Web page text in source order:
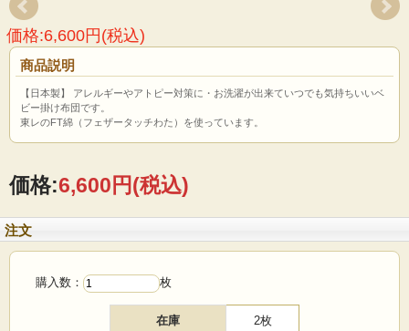
価格:6,600円(税込)
商品説明
【日本製】 アレルギーやアトピー対策に・お洗濯が出来ていつでも気持ちいいベ
ビー掛け布団です。
東レのFT綿（フェザータッチわた）を使っています。
価格:6,600円(税込)
注文
購入数： 枚
在庫 2枚